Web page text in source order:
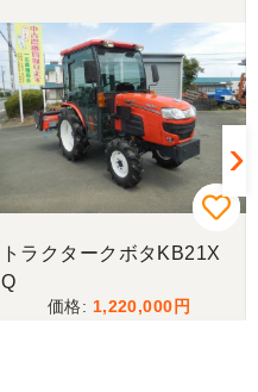
トラクタークボタKB21X
Q
1,220,000